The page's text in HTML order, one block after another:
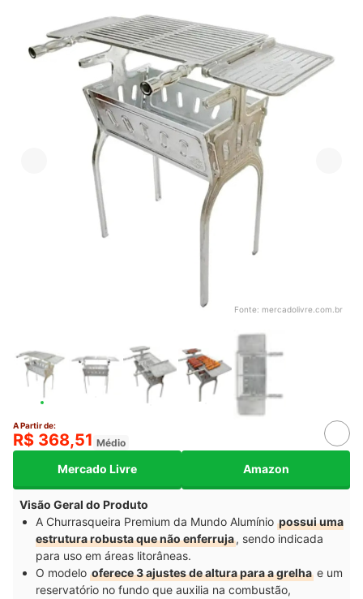
Fonte: mercadolivre.com.br
A Partir de:
R$ 368,51 Médio
Mercado Livre Amazon
Visão Geral do Produto
A Churrasqueira Premium da Mundo Alumínio possui uma
estrutura robusta que não enferruja, sendo indicada
para uso em áreas litorâneas.
O modelo oferece 3 ajustes de altura para a grelha e um
reservatório no fundo que auxilia na combustão,